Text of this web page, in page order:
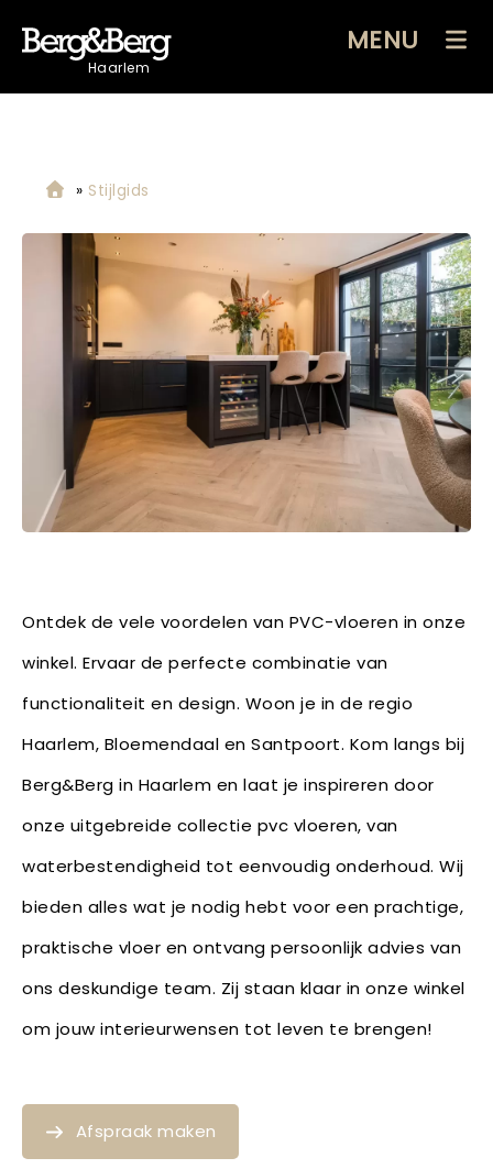
Haarlem
MENU
» Stijlgids
Ontdek de vele voordelen van PVC-vloeren in onze
winkel. Ervaar de perfecte combinatie van
functionaliteit en design. Woon je in de regio
Haarlem, Bloemendaal en Santpoort. Kom langs bij
Berg&Berg in Haarlem en laat je inspireren door
onze uitgebreide collectie pvc vloeren, van
waterbestendigheid tot eenvoudig onderhoud. Wij
bieden alles wat je nodig hebt voor een prachtige,
praktische vloer en ontvang persoonlijk advies van
ons deskundige team. Zij staan klaar in onze winkel
om jouw interieurwensen tot leven te brengen!
Afspraak maken